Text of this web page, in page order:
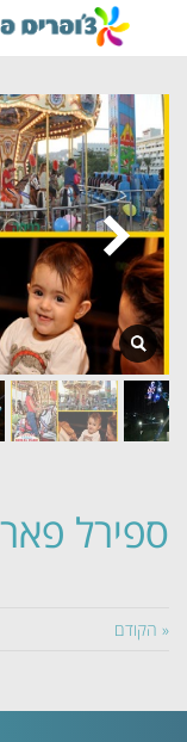
ספירל
« הקודם